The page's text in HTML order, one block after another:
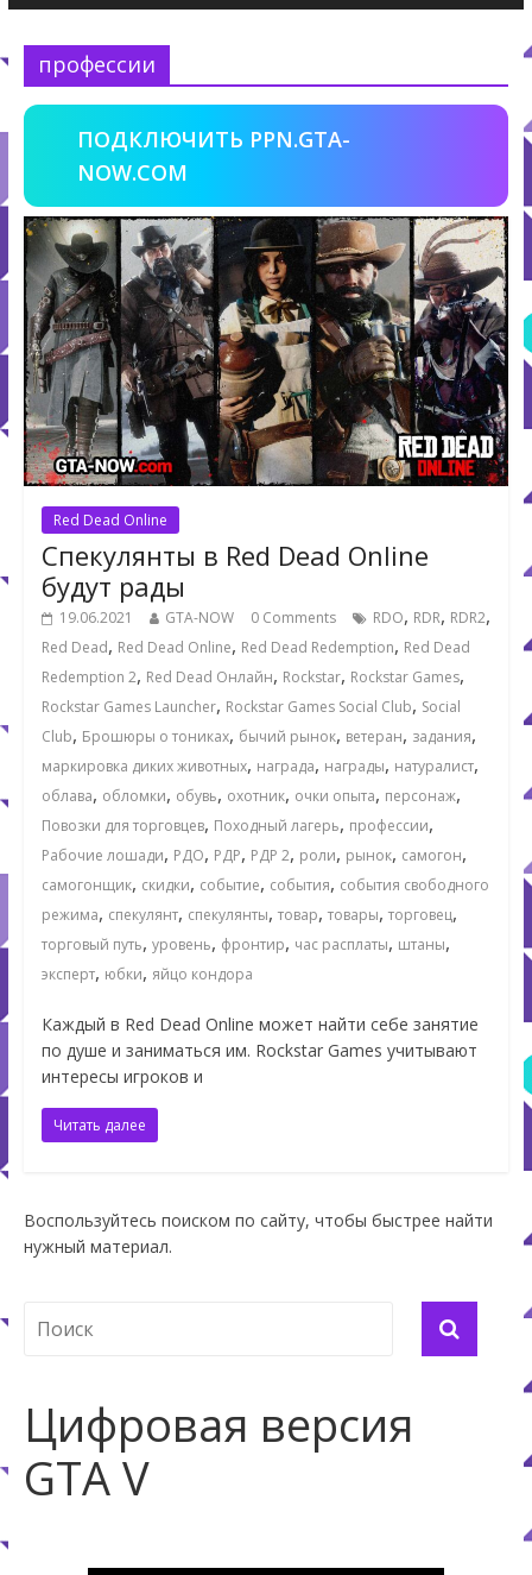
профессии
ПОДКЛЮЧИТЬ PPN.GTA-
NOW.COM
Red Dead Online
Спекулянты в Red Dead Online
будут рады
19.06.2021 GTA-NOW 0 Comments RDO, RDR, RDR2,
Red Dead, Red Dead Online, Red Dead Redemption, Red Dead
Redemption 2, Red Dead Онлайн, Rockstar, Rockstar Games,
Rockstar Games Launcher, Rockstar Games Social Club, Social
Club, Брошюры о тониках, бычий рынок, ветеран, задания,
маркировка диких животных, награда, награды, натуралист,
облава, обломки, обувь, охотник, очки опыта, персонаж,
Повозки для торговцев, Походный лагерь, профессии,
Рабочие лошади, РДО, РДР, РДР 2, роли, рынок, самогон,
самогонщик, скидки, событие, события, события свободного
режима, спекулянт, спекулянты, товар, товары, торговец,
торговый путь, уровень, фронтир, час расплаты, штаны,
эксперт, юбки, яйцо кондора
Каждый в Red Dead Online может найти себе занятие
по душе и заниматься им. Rockstar Games учитывают
интересы игроков и
Читать далее
Воспользуйтесь поиском по сайту, чтобы быстрее найти
нужный материал.
Цифровая версия
GTA V